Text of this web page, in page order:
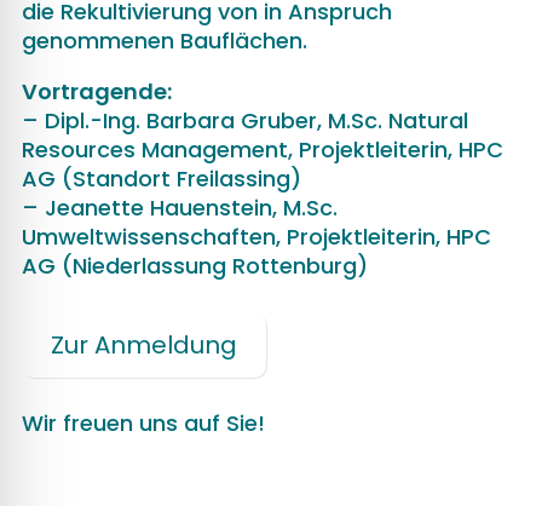
die Rekultivierung von in Anspruch
genommenen Bauflächen.
Vortragende:
– Dipl.-Ing. Barbara Gruber, M.Sc. Natural
Resources Management, Projektleiterin, HPC
AG (Standort Freilassing)
– Jeanette Hauenstein, M.Sc.
Umweltwissenschaften, Projektleiterin, HPC
AG (Niederlassung Rottenburg)
Zur Anmeldung
Wir freuen uns auf Sie!